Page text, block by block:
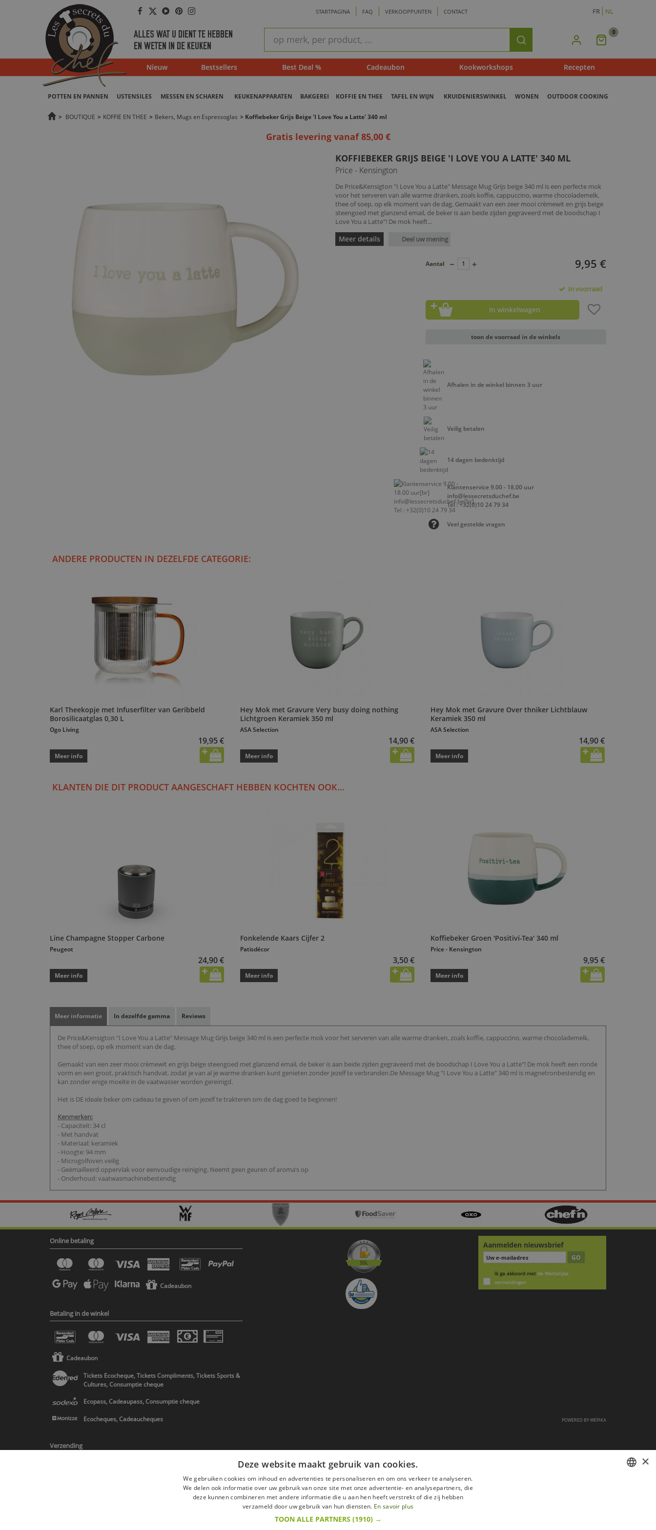
Facebook
Twitter
Youtube
Pinterest
Instagram STARTPAGINA FAQ VERKOOPPUNTEN CONTACT FR NL
ALLES WAT U DIENT TE HEBBEN
EN WETEN IN DE KEUKEN
zoeken
Zoeken Mijn
0
Nieuw Bestsellers Best Deal % Cadeaubon Kookworkshops Recepten
POTTEN EN PANNEN USTENSILES MESSEN EN SCHAREN KEUKENAPPARATEN BAKGEREI KOFFIE EN THEE TAFEL EN WIJN KRUIDENIERSWINKEL WONEN OUTDOOR COOKING
> BOUTIQUE > KOFFIE EN THEE > Bekers, Mugs en Espressoglas > Koffiebeker Grijs Beige 'I Love You a Latte' 340 ml
Gratis levering vanaf 85,00 €
KOFFIEBEKER GRIJS BEIGE 'I LOVE YOU A LATTE' 340 ML
Price - Kensington
De Price&Kensigton "I Love You a Latte" Message Mug Grijs beige 340 ml is een perfecte mok
voor het serveren van alle warme dranken, zoals koffie, cappuccino, warme chocolademelk,
thee of soep, op elk moment van de dag. Gemaakt van een zeer mooi crèmewit en grijs beige
steengoed met glanzend email, de beker is aan beide zijden gegraveerd met de boodschap I
Love You a Latte"! De mok heeft...
Meer details Deel uw mening
9,95 €
Aantal
In voorraad
In winkelwagen
toon de voorraad in de winkels
Afhalen in de winkel binnen 3 uur
Veilig betalen
14 dagen bedenktijd
Klantenservice 9.00 - 18.00 uur
info@lessecretsduchef.be
Tel : +32(0)10 24 79 34
Veel gestelde vragen
ANDERE PRODUCTEN IN DEZELFDE CATEGORIE:
Karl Theekopje met Infuserfilter van Geribbeld
Borosilicaatglas 0,30 L
Ogo Living
19,95 €
Meer info
Hey Mok met Gravure Very busy doing nothing
Lichtgroen Keramiek 350 ml
ASA Selection
14,90 €
Meer info
Hey Mok met Gravure Over thniker Lichtblauw
Keramiek 350 ml
ASA Selection
14,90 €
Meer info
KLANTEN DIE DIT PRODUCT AANGESCHAFT HEBBEN KOCHTEN OOK...
Line Champagne Stopper Carbone
Peugeot
24,90 €
Meer info
Fonkelende Kaars Cijfer 2
Patisdécor
3,50 €
Meer info
Koffiebeker Groen 'Positivi-Tea' 340 ml
Price - Kensington
9,95 €
Meer info
Meer informatie In dezelfde gamma Reviews
De Price&Kensigton "I Love You a Latte" Message Mug Grijs beige 340 ml is een perfecte mok voor het serveren van alle warme dranken, zoals koffie, cappuccino, warme chocolademelk,
thee of soep, op elk moment van de dag.
Gemaakt van een zeer mooi crèmewit en grijs beige steengoed met glanzend email, de beker is aan beide zijden gegraveerd met de boodschap I Love You a Latte"! De mok heeft een ronde
vorm en een groot, praktisch handvat, zodat je van al je warme dranken kunt genieten zonder jezelf te verbranden.De Message Mug "I Love You a Latte" 340 ml is magnetronbestendig en
kan zonder enige moeite in de vaatwasser worden gereinigd.
Het is DE ideale beker om cadeau te geven of om jezelf te trakteren om de dag goed te beginnen!
Kenmerken:
- Capaciteit: 34 cl
- Met handvat
- Materiaal: keramiek
- Hoogte: 94 mm
- Microgolfoven veilig
- Geëmailleerd oppervlak voor eenvoudige reiniging. Neemt geen geuren of aroma’s op
- Onderhoud: vaatwasmachinebestendig
Online betaling
Cadeaubon
Betaling in de winkel
Cadeaubon
Tickets Ecocheque, Tickets Compliments, Tickets Sports &
Cultures, Consumptie cheque
Ecopass, Cadeaupass, Consumptie cheque
Ecocheques, Cadeaucheques
Verzending
Aanmelden nieuwsbrief
GO
Ik ga akkoord met de Wettelijke
vermeldingen
POWERED BYWEPIKA
×
Deze website maakt gebruik van cookies.
We gebruiken cookies om inhoud en advertenties te personaliseren en om ons verkeer te analyseren.
We delen ook informatie over uw gebruik van onze site met onze advertentie- en analysepartners, die
deze kunnen combineren met andere informatie die u aan hen heeft verstrekt of die zij hebben
verzameld door uw gebruik van hun diensten. En savoir plus
TOON ALLE PARTNERS (1910) →